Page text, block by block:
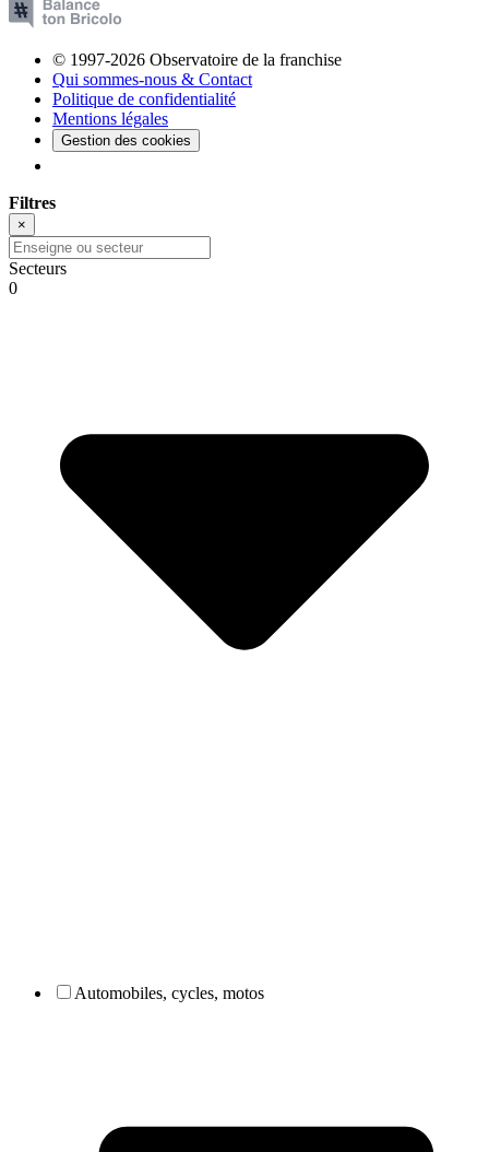
© 1997-2026 Observatoire de la franchise
Qui sommes-nous & Contact
Politique de confidentialité
Mentions légales
Gestion des cookies
Filtres
×
Secteurs
0
Automobiles, cycles, motos